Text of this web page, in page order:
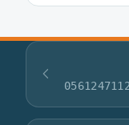
0561247112